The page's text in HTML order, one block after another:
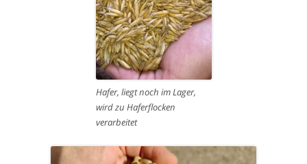
Hafer, liegt noch im Lager,
wird zu Haferflocken
verarbeitet